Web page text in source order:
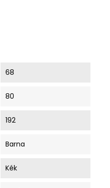
68
80
192
Barna
Kék